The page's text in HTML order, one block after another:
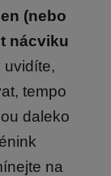
(nebo
nácviku
uvidíte,
tempo
daleko
na